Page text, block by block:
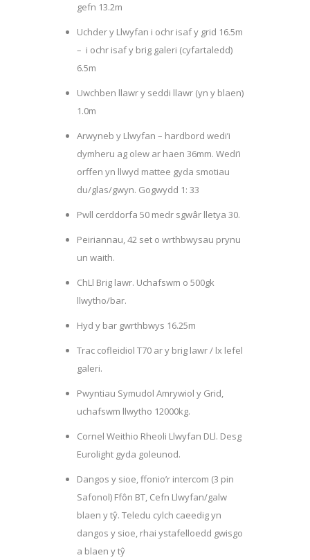
gefn 13.2m
Uchder y Llwyfan i ochr isaf y grid 16.5m
– i ochr isaf y brig galeri (cyfartaledd)
6.5m
Uwchben llawr y seddi llawr (yn y blaen)
1.0m
Arwyneb y Llwyfan – hardbord wedi’i
dymheru ag olew ar haen 36mm. Wedi’i
orffen yn llwyd mattee gyda smotiau
du/glas/gwyn. Gogwydd 1: 33
Pwll cerddorfa 50 medr sgwâr lletya 30.
Peiriannau, 42 set o wrthbwysau prynu
un waith.
ChLl Brig lawr. Uchafswm o 500gk
llwytho/bar.
Hyd y bar gwrthbwys 16.25m
Trac cofleidiol T70 ar y brig lawr / lx lefel
galeri.
Pwyntiau Symudol Amrywiol y Grid,
uchafswm llwytho 12000kg.
Cornel Weithio Rheoli Llwyfan DLl. Desg
Eurolight gyda goleunod.
Dangos y sioe, ffonio’r intercom (3 pin
Safonol) Ffôn BT, Cefn Llwyfan/galw
blaen y tŷ. Teledu cylch caeedig yn
dangos y sioe, rhai ystafelloedd gwisgo
a blaen y tŷ